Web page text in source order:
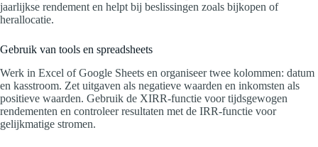
jaarlijkse rendement en helpt bij beslissingen zoals bijkopen of
herallocatie.
Gebruik van tools en spreadsheets
Werk in Excel of Google Sheets en organiseer twee kolommen: datum
en kasstroom. Zet uitgaven als negatieve waarden en inkomsten als
positieve waarden. Gebruik de XIRR-functie voor tijdsgewogen
rendementen en controleer resultaten met de IRR-functie voor
gelijkmatige stromen.